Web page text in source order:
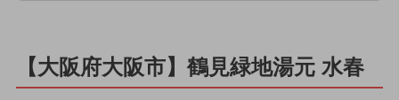
【大阪府大阪市】鶴見緑地湯元 水春